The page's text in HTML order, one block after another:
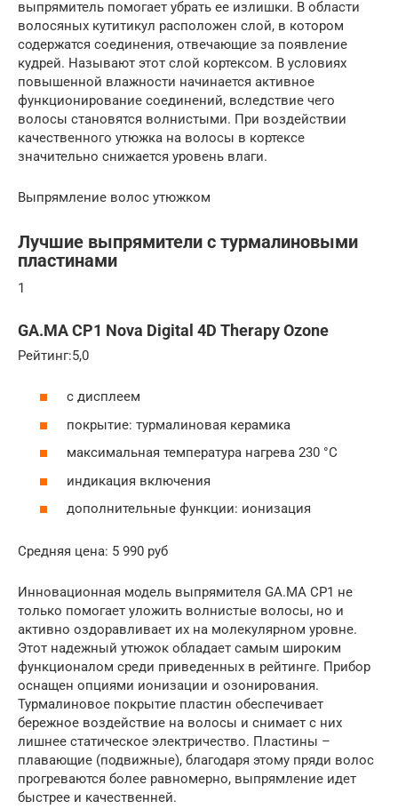
выпрямитель помогает убрать ее излишки. В области
волосяных кутитикул расположен слой, в котором
содержатся соединения, отвечающие за появление
кудрей. Называют этот слой кортексом. В условиях
повышенной влажности начинается активное
функционирование соединений, вследствие чего
волосы становятся волнистыми. При воздействии
качественного утюжка на волосы в кортексе
значительно снижается уровень влаги.
Выпрямление волос утюжком
Лучшие выпрямители с турмалиновыми
пластинами
1
GA.MA CP1 Nova Digital 4D Therapy Ozone
Рейтинг:5,0
с дисплеем
покрытие: турмалиновая керамика
максимальная температура нагрева 230 °C
индикация включения
дополнительные функции: ионизация
Средняя цена: 5 990 руб
Инновационная модель выпрямителя GA.MA CP1 не
только помогает уложить волнистые волосы, но и
активно оздоравливает их на молекулярном уровне.
Этот надежный утюжок обладает самым широким
функционалом среди приведенных в рейтинге. Прибор
оснащен опциями ионизации и озонирования.
Турмалиновое покрытие пластин обеспечивает
бережное воздействие на волосы и снимает с них
лишнее статическое электричество. Пластины –
плавающие (подвижные), благодаря этому пряди волос
прогреваются более равномерно, выпрямление идет
быстрее и качественней.